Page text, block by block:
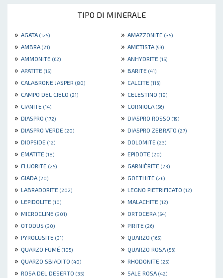
TIPO DI MINERALE
» AGATA (125) » AMAZZONITE (35)
» AMBRA (21) » AMETISTA (99)
» AMMONITE (62) » ANHYDRITE (15)
» APATITE (15) » BARITE (41)
» CALABRONE JASPER (80) » CALCITE (116)
» CAMPO DEL CIELO (21) » CELESTINO (18)
» CIANITE (14) » CORNIOLA (56)
» DIASPRO (172) » DIASPRO ROSSO (19)
» DIASPRO VERDE (20) » DIASPRO ZEBRATO (27)
» DIOPSIDE (12) » DOLOMITE (23)
» EMATITE (18) » EPIDOTE (20)
» FLUORITE (25) » GARNIÈRITE (23)
» GIADA (20) » GOETHITE (26)
» LABRADORITE (202) » LEGNO PIETRIFICATO (12)
» LEPIDOLITE (10) » MALACHITE (12)
» MICROCLINE (301) » ORTOCERA (54)
» OTODUS (30) » PIRITE (26)
» PYROLUSITE (31) » QUARZO (165)
» QUARZO FUMÉ (105) » QUARZO ROSA (56)
» QUARZO SBIADITO (40) » RHODONITE (25)
» ROSA DEL DESERTO (35) » SALE ROSA (42)